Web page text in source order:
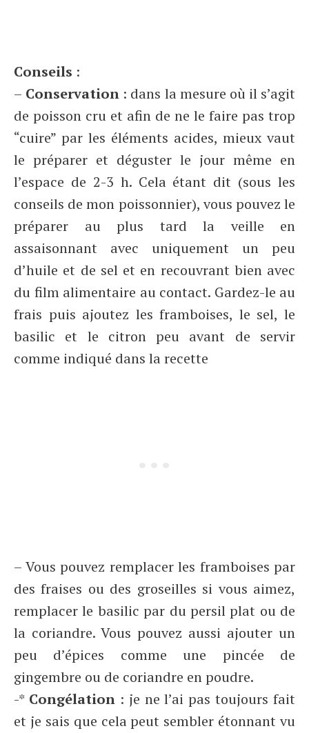
Conseils :
– Conservation : dans la mesure où il s’agit
de poisson cru et afin de ne le faire pas trop
“cuire” par les éléments acides, mieux vaut
le préparer et déguster le jour même en
l’espace de 2-3 h. Cela étant dit (sous les
conseils de mon poissonnier), vous pouvez le
préparer au plus tard la veille en
assaisonnant avec uniquement un peu
d’huile et de sel et en recouvrant bien avec
du film alimentaire au contact. Gardez-le au
frais puis ajoutez les framboises, le sel, le
basilic et le citron peu avant de servir
comme indiqué dans la recette
– Vous pouvez remplacer les framboises par
des fraises ou des groseilles si vous aimez,
remplacer le basilic par du persil plat ou de
la coriandre. Vous pouvez aussi ajouter un
peu d’épices comme une pincée de
gingembre ou de coriandre en poudre.
-* Congélation: je ne l’ai pas toujours fait
et je sais que cela peut sembler étonnant vu